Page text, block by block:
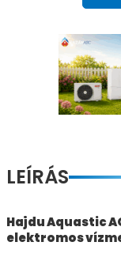
LEÍRÁS
Hajdu Aquastic
elektromos